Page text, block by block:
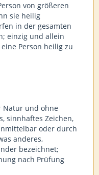
von größeren
sie heilig
in der gesamten
einzig und allein
Person heilig zu
Natur und ohne
sinnhaftes Zeichen,
oder durch
anderes,
bezeichnet;
nach Prüfung